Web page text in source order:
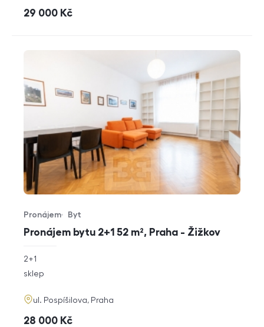
cena
29 000 Kč
Pronájem bytu 2+1 52 m², Praha - Žižkov
Typ nabídky
Pronájem
Typ nemovitosti
Byt
rozměry
2+1
funkce
sklep
adresa
ul. Pospíšilova, Praha
cena
28 000 Kč